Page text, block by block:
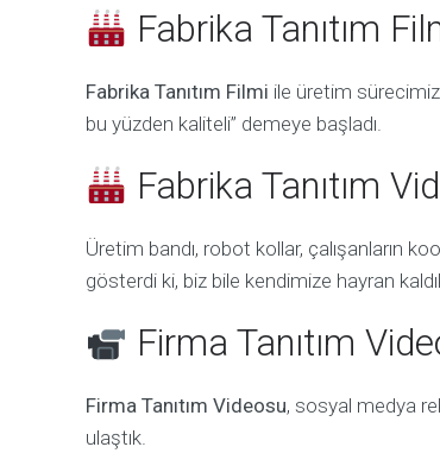
Fabrika Tanıtım
Fabrika Tanıtım Filmi ile üretim
bu yüzden kaliteli” demeye başladı.
Fabrika Tanıtım
Üretim bandı, robot kollar, çalışanların
gösterdi ki, biz bile kendimize hayran
Firma Tanıtım
Firma Tanıtım Videosu, sosyal medya
ulaştık.